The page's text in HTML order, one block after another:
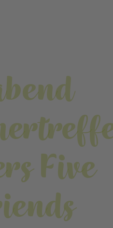
Five